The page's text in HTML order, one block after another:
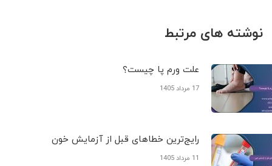
نوشته های مرتبط
علت ورم پا چیست؟
17 مرداد 1405
رایج‌ترین خطاهای قبل از آزمایش خون
11 مرداد 1405